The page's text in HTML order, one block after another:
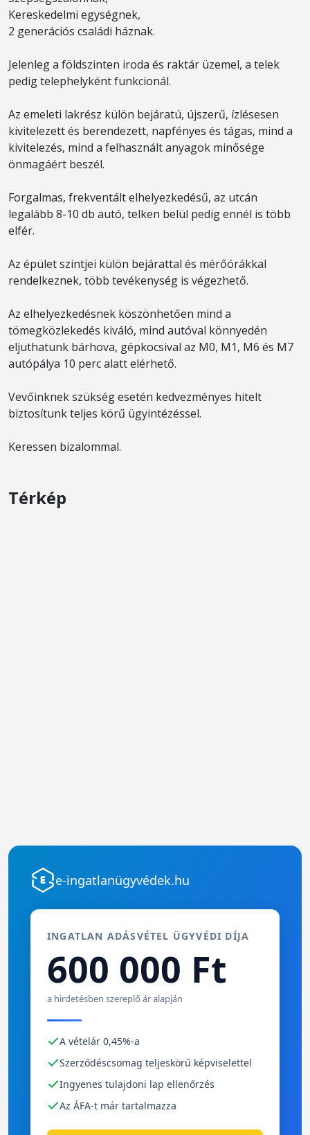
Kereskedelmi egységnek,
2 generációs családi háznak.
Jelenleg a földszinten iroda és raktár üzemel, a telek
pedig telephelyként funkcionál.
Az emeleti lakrész külön bejáratú, újszerű, ízlésesen
kivitelezett és berendezett, napfényes és tágas, mind a
kivitelezés, mind a felhasznált anyagok minősége
önmagáért beszél.
Forgalmas, frekventált elhelyezkedésű, az utcán
legalább 8-10 db autó, telken belül pedig ennél is több
elfér.
Az épület szintjei külön bejárattal és mérőórákkal
rendelkeznek, több tevékenység is végezhető.
Az elhelyezkedésnek köszönhetően mind a
tömegközlekedés kiváló, mind autóval könnyedén
eljuthatunk bárhova, gépkocsival az M0, M1, M6 és M7
autópálya 10 perc alatt elérhető.
Vevőinknek szükség esetén kedvezményes hitelt
biztosítunk teljes körű ügyintézéssel.
Keressen bizalommal.
Térkép
e-ingatlanügyvédek.hu
INGATLAN ADÁSVÉTEL ÜGYVÉDI DÍJA
600 000 Ft
a hirdetésben szereplő ár alapján
A vételár 0,45%-a
Szerződéscsomag teljeskörű képviselettel
Ingyenes tulajdoni lap ellenőrzés
Az ÁFA-t már tartalmazza